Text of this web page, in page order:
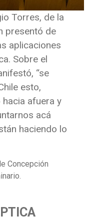
Torres, de la
presentó de
aplicaciones
Sobre el
“se
esto,
afuera y
acá
haciendo lo
Concepción